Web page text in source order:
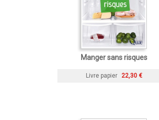
Manger sans risques
Livre papier 22,30 €